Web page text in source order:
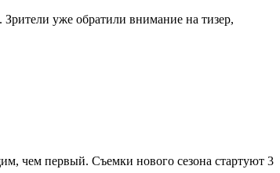
уже обратили внимание на тизер,
чем первый. Съемки нового сезона стартуют 3